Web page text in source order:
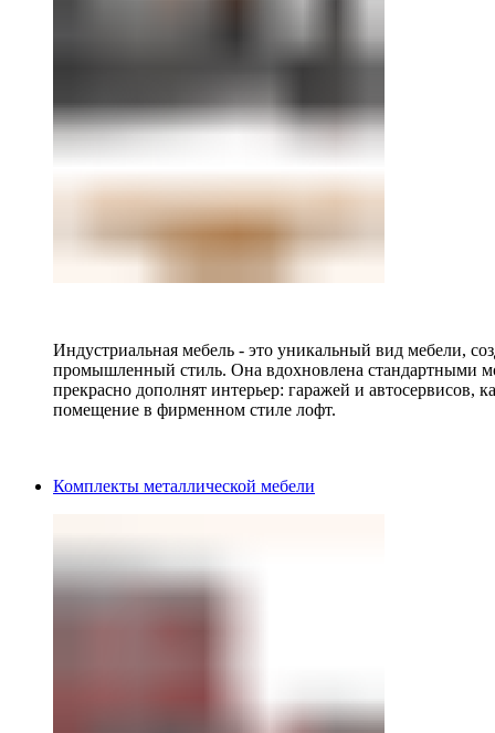
Индустриальная мебель - это уникальный вид мебели,
промышленный стиль. Она вдохновлена стандартными
прекрасно дополнят интерьер: гаражей и автосервисов,
помещение в фирменном стиле лофт.
Комплекты металлической мебели